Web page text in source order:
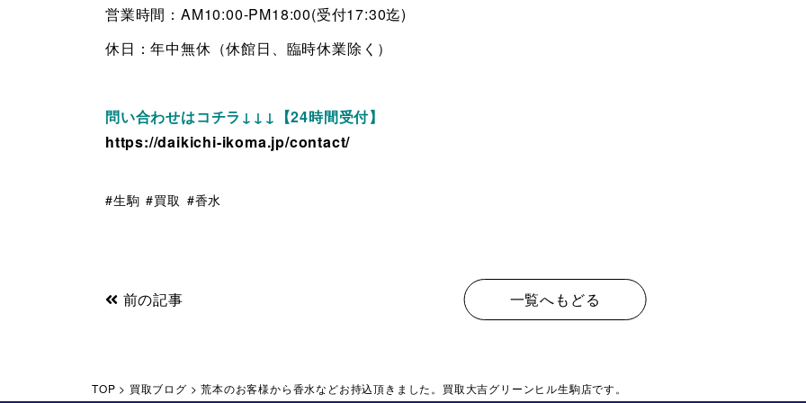
営業時間：AM10:00-PM18:00(受付17:30迄)
休日：年中無休（休館日、臨時休業除く）
問い合わせはコチラ↓↓↓【24時間受付】
https://daikichi-ikoma.jp/contact/
生駒 買取 香水
前の記事 一覧へもどる
TOP > 買取ブログ >荒本のお客様から香水などお持込頂きました。買取大吉グリーンヒル生駒店です。